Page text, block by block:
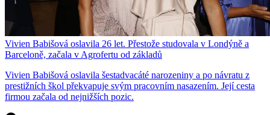
Vivien Babišová oslavila 26 let. Přestože studovala v Londýně a
Barceloně, začala v Agrofertu od základů
Vivien Babišová oslavila šestadvacáté narozeniny a po návratu z
prestižních škol překvapuje svým pracovním nasazením. Její cesta
firmou začala od nejnižších pozic.